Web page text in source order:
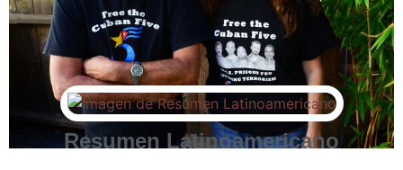
Resumen Latinoamericano